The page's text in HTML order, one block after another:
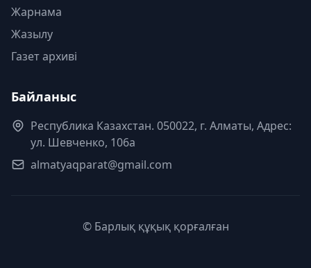
Жарнама
Жазылу
Газет архиві
Байланыс
Республика Казахстан. 050022, г. Алматы, Адрес:
ул. Шевченко, 106а
almatyaqparat@gmail.com
© Барлық құқық қорғалған